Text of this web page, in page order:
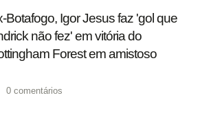
Botafogo, Igor Jesus faz 'gol que
não fez' em vitória do
Forest em amistoso
0 comentários